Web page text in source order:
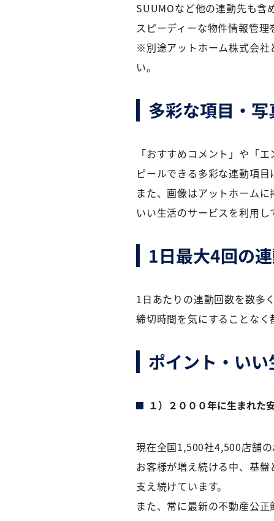
SUUMOなど他の連動先も含
スピーディーな物件情報管理
※別途アットホーム株式会社
い。
多彩な項目・写
「おすすめコメント」や「
ピールできる多彩な連動項目
また、画像はアットホームに
いい生活のサービスを利用し
1日最大4回の
1日あたりの連動回数を数多
締切時間を気にすることな
ポイント・い
１）２０００年に生まれた
現在全国1,500社4,500店舗の
お客様が増え続ける中、基
支え続けています。
また、常に最新の不動産公